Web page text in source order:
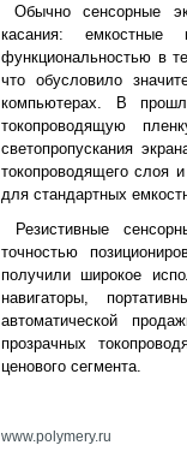
Обычно сенсорные
касания: емкостные
функциональностью в
что обусловило
компьютерах. В
токопроводящую
светопропускания
токопроводящего слоя
для стандартных
Резистивные
точностью
получили широкое
навигаторы,
автоматической
прозрачных
ценового сегмента.
www.polymery.ru